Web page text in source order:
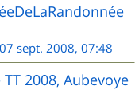
07 sept. 2008, 07:48
2008, Aubevoye